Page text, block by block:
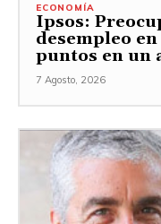
ECONOMÍA
Ipsos:
desempleo
puntos en un
7 Agosto, 2026